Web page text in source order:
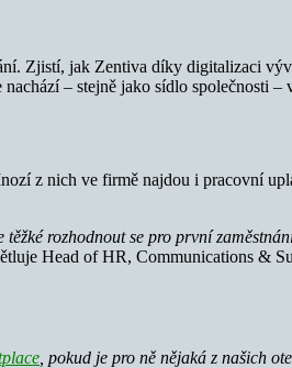
Zjistí, jak Zentiva díky digitalizaci
– stejně jako sídlo společnosti –
z nich ve firmě najdou i pracovní
rozhodnout se pro první
Head of HR, Communications &
, pokud je pro ně nějaká z našich